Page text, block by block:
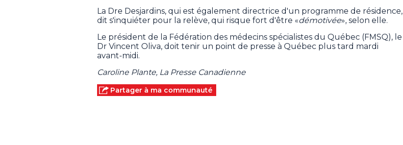
La Dre Desjardins, qui est également directrice d'un programme de résidence,
dit s'inquiéter pour la relève, qui risque fort d'être «démotivée», selon elle.
Le président de la Fédération des médecins spécialistes du Québec (FMSQ), le
Dr Vincent Oliva, doit tenir un point de presse à Québec plus tard mardi
avant-midi.
Caroline Plante, La Presse Canadienne
Partager à ma communauté